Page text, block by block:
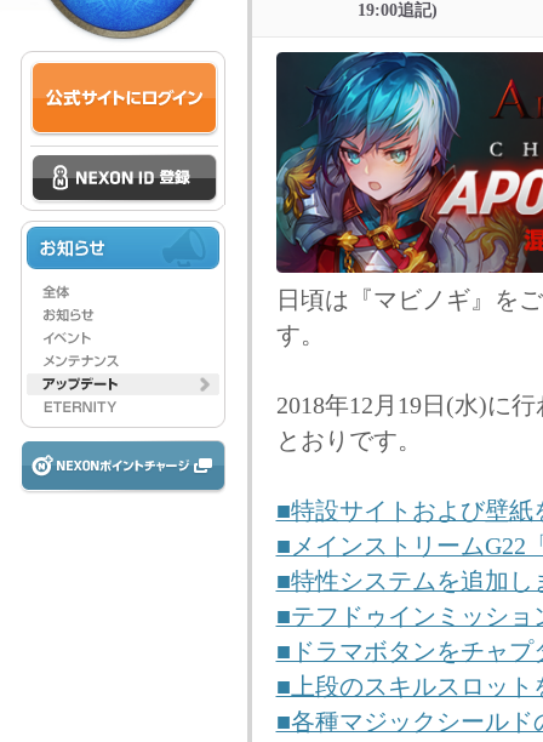
19:00追記)
日頃は『マビノギ』を
す。
2018年12月19日(水)に
とおりです。
■特設サイトおよび壁紙
■メインストリームG22
■特性システムを追加し
■テフドゥインミッショ
■ドラマボタンをチャ
■上段のスキルスロット
■各種マジックシール